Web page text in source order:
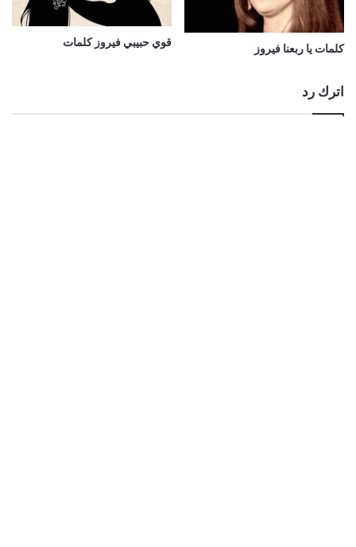
كلمات يا ربعنا فيروز قوي حبيبي فيروز كلمات
اترك رد